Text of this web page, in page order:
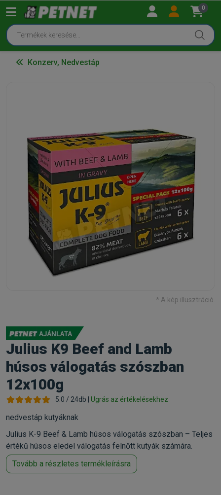
0
Konzerv, Nedvestáp
* A kép illusztráció.
Julius K9 Beef and Lamb
húsos válogatás szószban
12x100g
5.0 / 24db | Ugrás az értékelésekhez
nedvestáp kutyáknak
Julius K-9 Beef & Lamb húsos válogatás szószban – Teljes
értékű húsos eledel válogatás felnőtt kutyák számára.
Tovább a részletes termékleírásra